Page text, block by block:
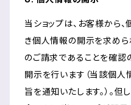
当ショップは、お客様から
き個人情報の開示を求めら
のご請求であることを確認
開示を行います（当該個人
旨を通知いたします。）。